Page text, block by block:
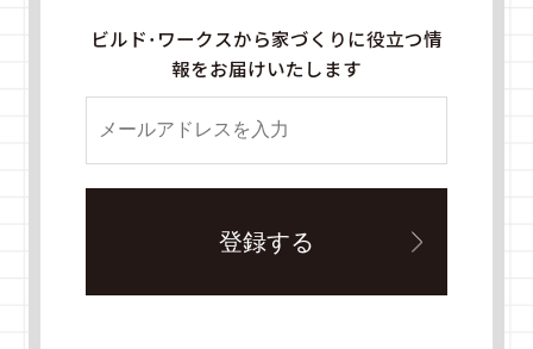
ビルド・ワークスから家づくりに役立つ情
報をお届けいたします